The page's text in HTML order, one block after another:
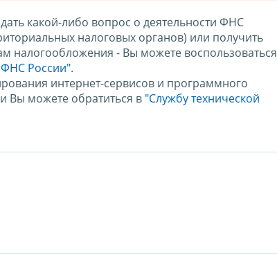
какой-либо вопрос о деятельности ФНС
налоговых органов) или получить
налогообложения - Вы можете воспользоваться
ФНС России".
интернет-сервисов и программного
Вы можете обратиться в "Службу технической